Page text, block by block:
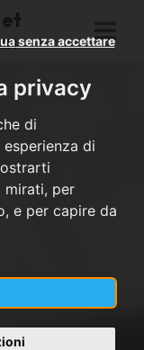
privacy
di
di
mirati, per
e per capire da
senza accettare
et